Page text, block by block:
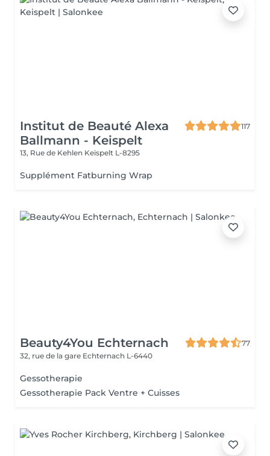
Institut de Beauté Alexa
Ballmann - Keispelt
117
13, Rue de Kehlen Keispelt L-8295
Supplément Fatburning Wrap
Beauty4You Echternach
77
32, rue de la gare Echternach L-6440
Gessotherapie
Gessotherapie Pack Ventre + Cuisses